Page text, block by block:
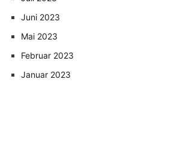
Juni 2023
Mai 2023
Februar 2023
Januar 2023